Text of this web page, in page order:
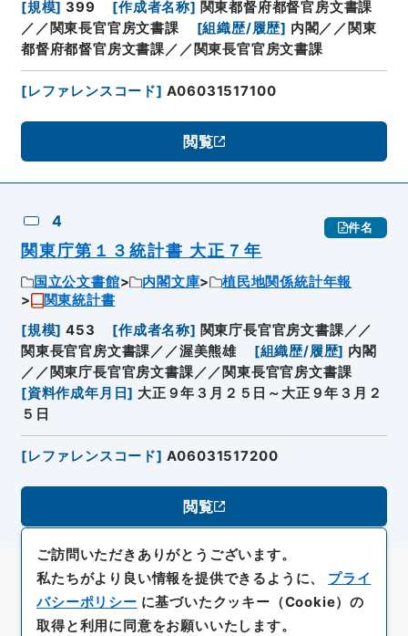
[規模] 399 [作成者名称] 関東都督府都督官房文書課
／／関東長官官房文書課
[組織歴/履歴] 内閣／／関東
都督府都督官房文書課／／関東長官官房文書課
[レファレンスコード] A06031517100
閲覧
4 件名
関東庁第１３統計書 大正７年
国立公文書館 内閣文庫
植民地関係統計年報
関東統計書
[規模] 453 [作成者名称] 関東庁長官官房文書課／／
関東長官官房文書課／／渥美熊雄
[組織歴/履歴] 内閣
／／関東庁長官官房文書課／／関東長官官房文書課
[資料作成年月日] 大正９年３月２５日～大正９年３月２
５日
[レファレンスコード] A06031517200
閲覧
ご訪問いただきありがとうございます。
私たちがより良い情報を提供できるように、 プライ
バシーポリシー に基づいたクッキー（Cookie）の
取得と利用に同意をお願いいたします。